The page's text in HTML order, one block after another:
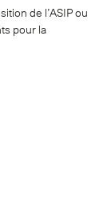
de l’ASIP ou
pour la